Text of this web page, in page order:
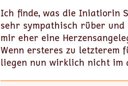
Ich finde, was die Iniatiorin
sehr sympathisch rüber
mir eher eine
Wenn ersteres zu letzterem
liegen nun wirklich nicht im